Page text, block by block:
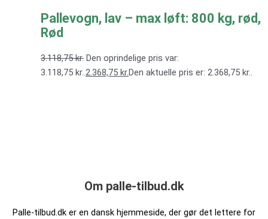
Pallevogn, lav – max løft: 800 kg, rød,
Rød
3.118,75kr. Den oprindelige pris var:
3.118,75 kr..2.368,75 kr.Den aktuelle pris er: 2.368,75 kr..
Om palle-tilbud.dk
Palle-tilbud.dk er en dansk hjemmeside, der gør det lettere for